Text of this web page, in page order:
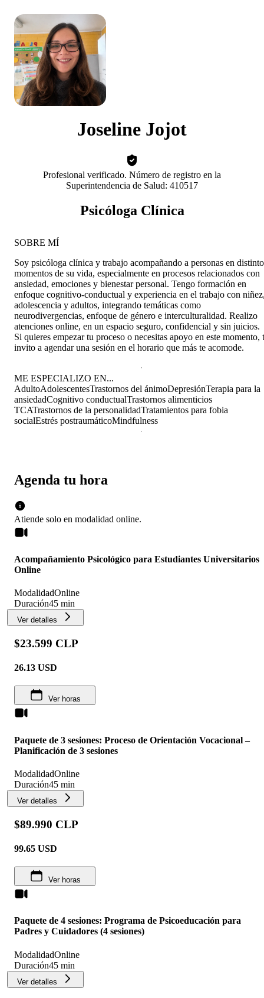
Joseline Jojot
Profesional verificado. Número de registro en la
Superintendencia de Salud: 410517
Psicóloga Clínica
Agenda tu hora
Atiende solo en modalidad online.
Acompañamiento Psicológico para Estudiantes Universitarios
Online
ModalidadOnline
Duración45 min
Ver detalles
$23.599 CLP
26.13 USD
Ver horas
Paquete de 3 sesiones: Proceso de Orientación Vocacional –
Planificación de 3 sesiones
ModalidadOnline
Duración45 min
Ver detalles
$89.990 CLP
99.65 USD
Ver horas
Paquete de 4 sesiones: Programa de Psicoeducación para
Padres y Cuidadores (4 sesiones)
ModalidadOnline
Duración45 min
Ver detalles
SOBRE MÍ
Soy psicóloga clínica y trabajo acompañando a personas en
momentos de su vida, especialmente en procesos relacionados con
ansiedad, emociones y bienestar personal. Tengo formación en
enfoque cognitivo-conductual y experiencia en el trabajo con
adolescencia y adultos, integrando temáticas como
neurodivergencias, enfoque de género e interculturalidad. Realizo
atenciones online, en un espacio seguro, confidencial y sin juicios.
Si quieres empezar tu proceso o necesitas apoyo en este momento,
invito a agendar una sesión en el horario que más te acomode.
ME ESPECIALIZO EN...
AdultoAdolescentesTrastornos del ánimoDepresiónTerapia para la
ansiedadCognitivo conductualTrastornos alimenticios
TCATrastornos de la personalidadTratamientos para fobia
socialEstrés postraumáticoMindfulness